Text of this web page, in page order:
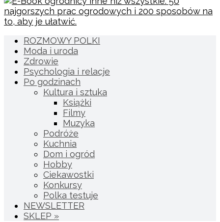
ROZMOWY POLKI
Moda i uroda
Zdrowie
Psychologia i relacje
Po godzinach
Kultura i sztuka
Książki
Filmy
Muzyka
Podróże
Kuchnia
Dom i ogród
Hobby
Ciekawostki
Konkursy
Polka testuje
NEWSLETTER
SKLEP »